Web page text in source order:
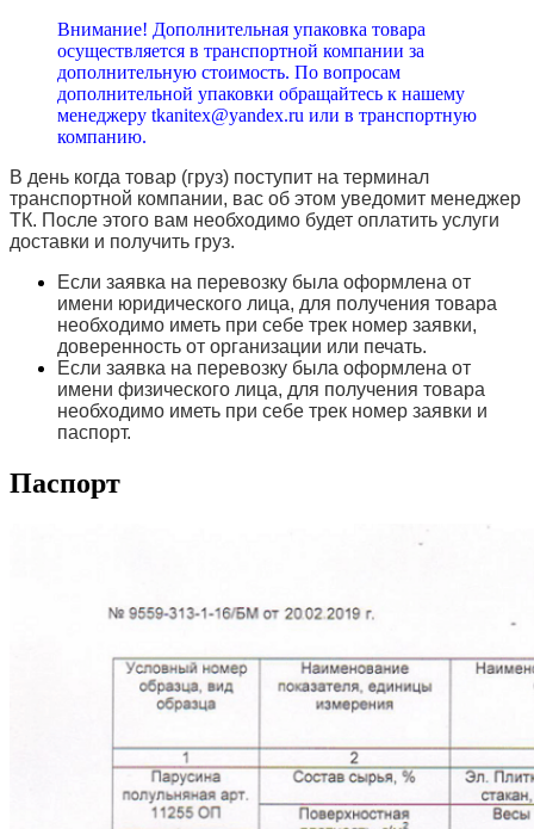
Внимание! Дополнительная упаковка товара
осуществляется в транспортной компании за
дополнительную стоимость. По вопросам
дополнительной упаковки обращайтесь к нашему
менеджеру tkanitex@yandex.ru или в транспортную
компанию.
В день когда товар (груз) поступит на терминал
транспортной компании, вас об этом уведомит менеджер
ТК. После этого вам необходимо будет оплатить услуги
доставки и получить груз.
Если заявка на перевозку была оформлена от
имени юридического лица, для получения товара
необходимо иметь при себе трек номер заявки,
доверенность от организации или печать.
Если заявка на перевозку была оформлена от
имени физического лица, для получения товара
необходимо иметь при себе трек номер заявки и
паспорт.
Паспорт